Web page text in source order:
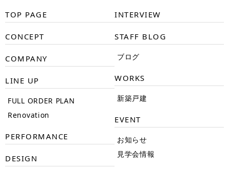
TOP PAGE
CONCEPT
COMPANY
LINE UP
FULL ORDER PLAN
Renovation
PERFORMANCE
DESIGN
INTERVIEW
STAFF BLOG
ブログ
WORKS
新築戸建
EVENT
お知らせ
見学会情報